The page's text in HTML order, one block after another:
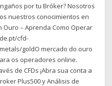
por tu Bróker? Nosotros
nuestros conocimientos en
Ouro – Aprenda Como Operar
cfd-
goldO mercado do ouro
os operadores online.
de CFDs ¡Abra sua conta a
Plus500 y Análisis de